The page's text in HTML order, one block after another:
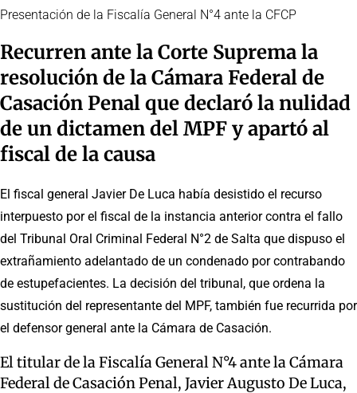
Presentación de la Fiscalía General N°4 ante la CFCP
Recurren ante la Corte Suprema la
resolución de la Cámara Federal de
Casación Penal que declaró la nulidad
de un dictamen del MPF y apartó al
fiscal de la causa
El fiscal general Javier De Luca había desistido el recurso
interpuesto por el fiscal de la instancia anterior contra el fallo
del Tribunal Oral Criminal Federal N°2 de Salta que dispuso el
extrañamiento adelantado de un condenado por contrabando
de estupefacientes. La decisión del tribunal, que ordena la
sustitución del representante del MPF, también fue recurrida por
el defensor general ante la Cámara de Casación.
El titular de la Fiscalía General N°4 ante la Cámara
Federal de Casación Penal, Javier Augusto De Luca,